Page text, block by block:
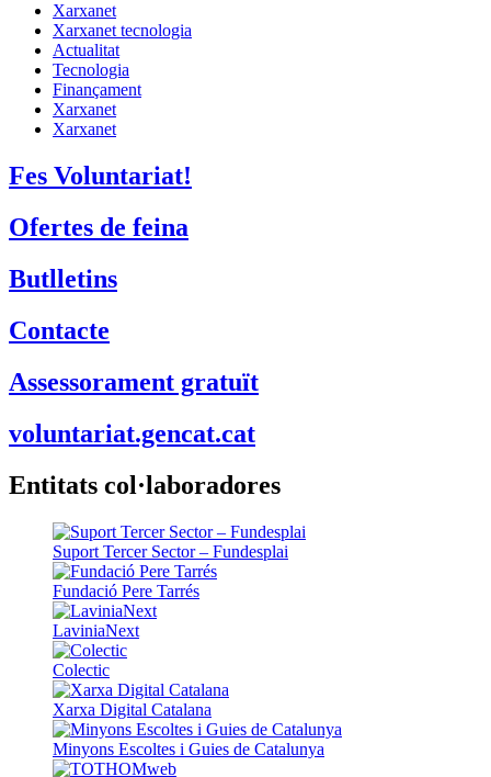
Xarxanet
Xarxanet tecnologia
Actualitat
Tecnologia
Finançament
Xarxanet
Xarxanet
Fes Voluntariat!
Ofertes de feina
Butlletins
Contacte
Assessorament gratuït
voluntariat.gencat.cat
Entitats col·laboradores
Suport Tercer Sector – Fundesplai
Fundació Pere Tarrés
LaviniaNext
Colectic
Xarxa Digital Catalana
Minyons Escoltes i Guies de Catalunya